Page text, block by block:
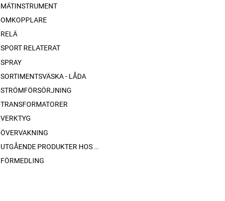
MÄTINSTRUMENT
OMKOPPLARE
RELÄ
SPORT RELATERAT
SPRAY
SORTIMENTSVÄSKA - LÅDA
STRÖMFÖRSÖRJNING
TRANSFORMATORER
VERKTYG
ÖVERVAKNING
UTGÅENDE PRODUKTER HOS LEVERANTÖR
FÖRMEDLING